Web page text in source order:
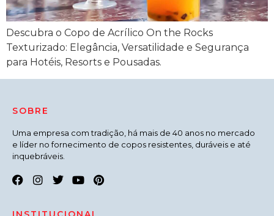
Descubra o Copo de Acrílico On the Rocks
Texturizado: Elegância, Versatilidade e Segurança
para Hotéis, Resorts e Pousadas.
SOBRE
Uma empresa com tradição, há mais de 40 anos no mercado
e líder no fornecimento de copos resistentes, duráveis e até
inquebráveis.